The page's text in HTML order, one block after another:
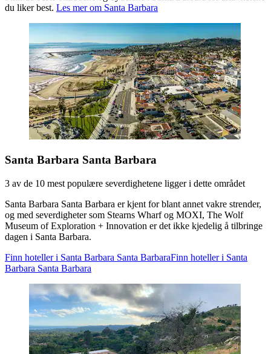
du liker best. Les mer om Santa Barbara
Santa Barbara Santa Barbara
3 av de 10 mest populære severdighetene ligger i dette området
Santa Barbara Santa Barbara er kjent for blant annet vakre strender,
og med severdigheter som Stearns Wharf og MOXI, The Wolf
Museum of Exploration + Innovation er det ikke kjedelig å tilbringe
dagen i Santa Barbara.
Finn hoteller i Santa Barbara Santa BarbaraFinn hoteller i Santa
Barbara Santa Barbara